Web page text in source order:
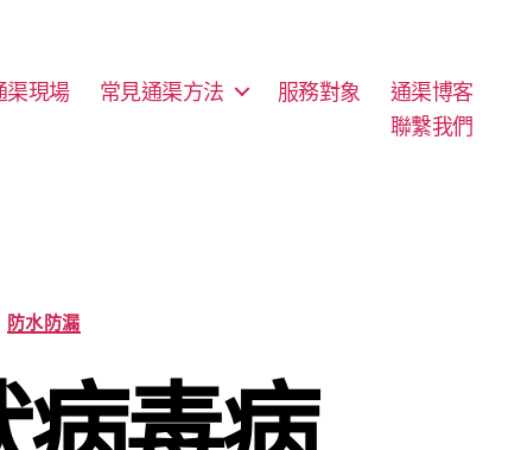
渠現場 常見通渠方法 服務對象
通渠博客
聯繫我們
防水防漏